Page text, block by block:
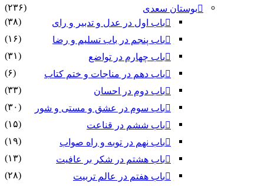
بوستان سعدی
(۲۳۶)
باب اول در عدل و تدبیر و رای
(۳۸)
باب پنجم در باب تسلیم و رضا
(۱۶)
باب چهارم در تواضع
(۳۱)
باب دهم در مناجات و ختم کتاب
(۶)
باب دوم در احسان
(۳۳)
باب سوم در عشق و مستی و شور
(۳۰)
باب ششم در قناعت
(۱۵)
باب نهم در توبه و راه صواب
(۱۹)
باب هشتم در شکر بر عافیت
(۱۳)
باب هفتم در عالم تربیت
(۲۸)